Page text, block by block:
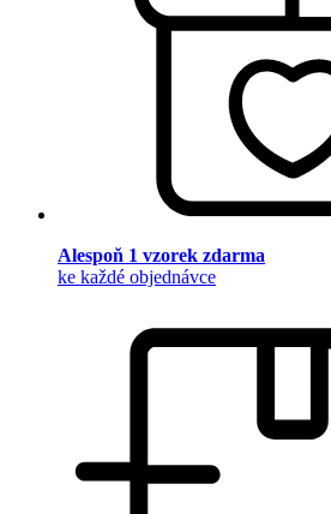
Alespoň 1 vzorek zdarma
ke každé objednávce